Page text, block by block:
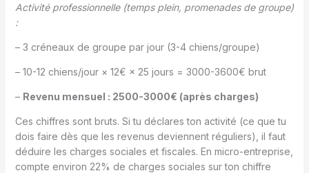
Activité professionnelle (temps plein, promenades de groupe)
:
– 3 créneaux de groupe par jour (3-4 chiens/groupe)
– 10-12 chiens/jour × 12€ × 25 jours = 3000-3600€ brut
– Revenu mensuel : 2500-3000€ (après charges)
Ces chiffres sont bruts. Si tu déclares ton activité (ce que tu
dois faire dès que les revenus deviennent réguliers), il faut
déduire les charges sociales et fiscales. En micro-entreprise,
compte environ 22% de charges sociales sur ton chiffre